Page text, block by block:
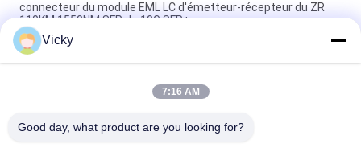
connecteur du module EML LC d'émetteur-récepteur du ZR
110KM 1550NM SFP de 10G SFP+
Longue distance 100KM de module de fibre optique de la fibre
100G de Deplex LC SM avec DDM
Module émetteur-récepteur SFP 10G 850nm 300M double
Vicky
7:16 AM
Good day, what product are you looking for?